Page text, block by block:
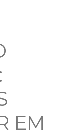
EM